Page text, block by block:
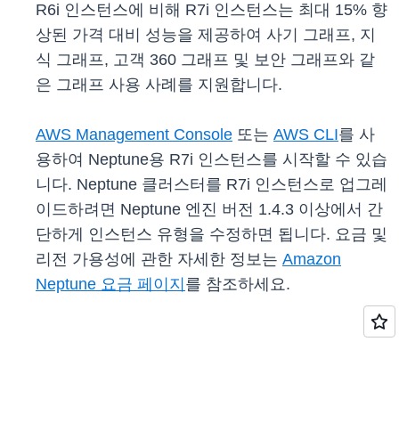
R6i 인스턴스에 비해 R7i 인스턴스는 최대 15% 향
상된 가격 대비 성능을 제공하여 사기 그래프, 지
식 그래프, 고객 360 그래프 및 보안 그래프와 같
은 그래프 사용 사례를 지원합니다.
AWS Management Console 또는 AWS CLI를 사
용하여 Neptune용 R7i 인스턴스를 시작할 수 있습
니다. Neptune 클러스터를 R7i 인스턴스로 업그레
이드하려면 Neptune 엔진 버전 1.4.3 이상에서 간
단하게 인스턴스 유형을 수정하면 됩니다. 요금 및
리전 가용성에 관한 자세한 정보는 Amazon
Neptune 요금 페이지 를 참조하세요.